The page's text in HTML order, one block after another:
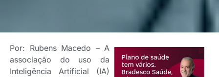
Por: Rubens Macedo – A
associação do uso da
Inteligência Artificial (IA)